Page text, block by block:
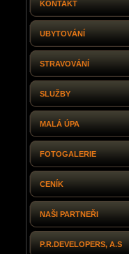
KONTAKT
UBYTOVÁNÍ
STRAVOVÁNÍ
SLUŽBY
MALÁ ÚPA
FOTOGALERIE
CENÍK
NAŠI PARTNEŘI
P.R.DEVELOPERS, A.S